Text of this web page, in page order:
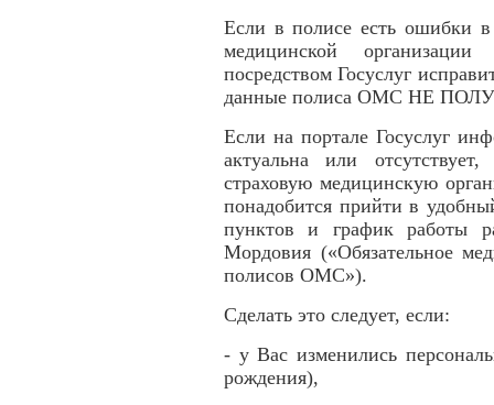
Если в полисе есть ошибки
медицинской
посредством Госуслуг
данные полиса ОМС НЕ
Если на портале Госуслуг
актуальна или
страховую медицинскую
понадобится прийти в
пунктов и график работы
Мордовия («Обязательное
полисов ОМС»).
Сделать это следует, если:
- у Вас изменились
рождения),